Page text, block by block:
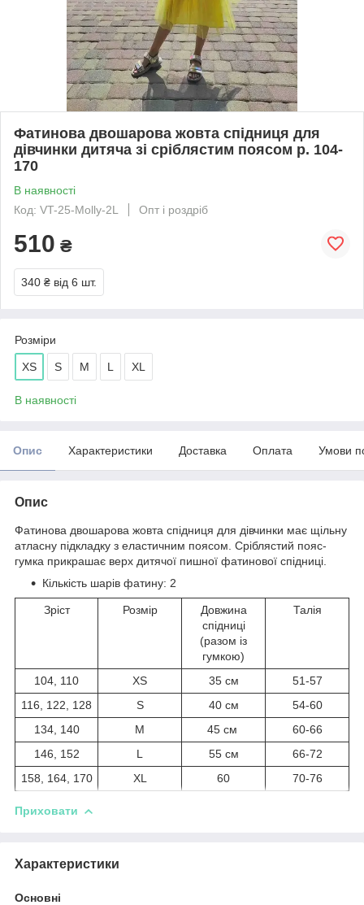
Фатинова двошарова жовта спідниця для
дівчинки дитяча зі сріблястим поясом р. 104-
170
В наявності
Код: VT-25-Molly-2L
Опт і роздріб
510 ₴
340 ₴ від 6 шт.
Розміри
XS S M L XL
В наявності
Опис Характеристики Доставка Оплата Умови
Опис
Фатинова двошарова жовта спідниця для дівчинки має щільну
атласну підкладку з еластичним поясом. Сріблястий пояс-
гумка прикрашає верх дитячої пишної фатинової спідниці.
Кількість шарів фатину: 2
Зріст Розмір
Довжина
спідниці
(разом із
гумкою)
Талія
104, 110 XS 35 см
51-57
116, 122, 128
S 40 см
54-60
134, 140
M 45 см
60-66
146, 152
L 55 см
66-72
158, 164, 170
XL 60 70-76
Приховати
Характеристики
Основні